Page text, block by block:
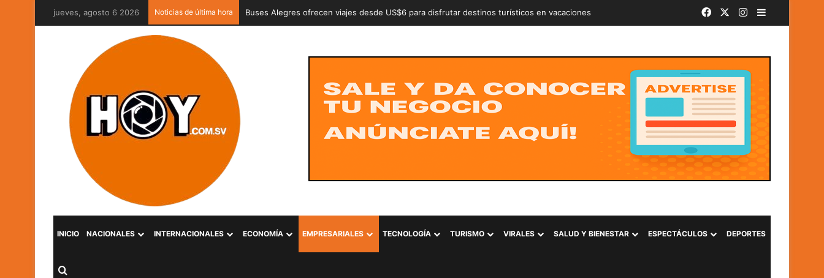
jueves, agosto 6 2026 Noticias de última hora Capturan a dos adolescentes señalados de intentar conformar la estructura criminal «Ántrax» en Lourdes, Colón FacebookInstagram
Barra lateral
INICIO NACIONALES INTERNACIONALES ECONOMÍA EMPRESARIALES TECNOLOGÍA TURISMO VIRALES SALUD Y BIENESTAR ESPECTÁCULOS DEPORTES
Buscar por